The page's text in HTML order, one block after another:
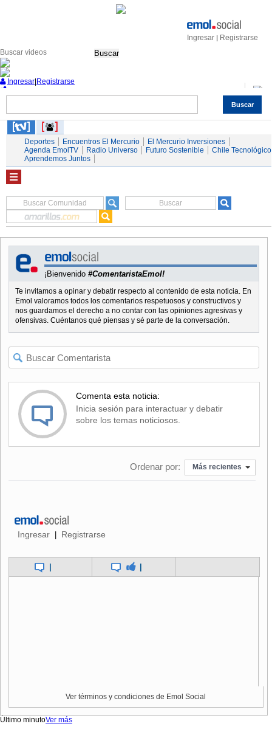
Ingresar | Registrarse
Buscar
Buscar
Ingresar Registrarse
Servicios
Deportes Encuentros El Mercurio
El Mercurio Inversiones
Agenda EmolTV
Radio Universo Futuro Sostenible
Chile Tecnológico
Aprendemos Juntos
¡Bienvenido #ComentaristaEmol!
Te invitamos a opinar y debatir respecto al contenido de esta noticia. En
Emol valoramos todos los comentarios respetuosos y constructivos y
nos guardamos el derecho a no contar con las opiniones agresivas y
ofensivas. Cuéntanos qué piensas y sé parte de la conversación.
Comenta esta noticia:
Inicia sesión para interactuar y debatir
sobre los temas noticiosos.
Ordenar por: Más recientes
Ingresar | Registrarse
| |
Ver términos y condiciones de Emol Social
Último minutoVer más